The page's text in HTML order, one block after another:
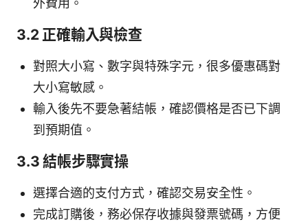
外費用。
3.2 正確輸入與檢查
對照大小寫、數字與特殊字元，很多優惠碼對
大小寫敏感。
輸入後先不要急著結帳，確認價格是否已下調
到預期值。
3.3 結帳步驟實操
選擇合適的支付方式，確認交易安全性。
完成訂購後，務必保存收據與發票號碼，方便